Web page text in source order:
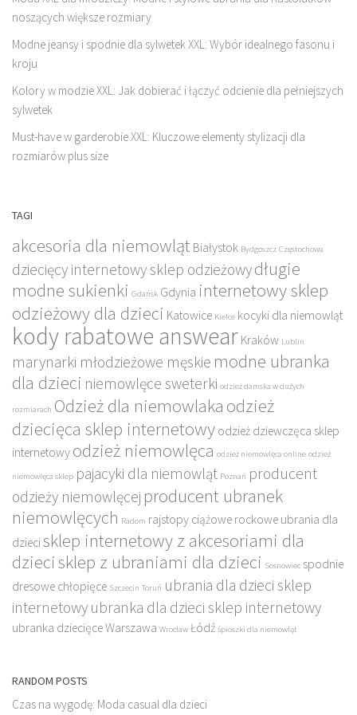
noszących większe rozmiary
Modne jeansy i spodnie dla sylwetek XXL: Wybór idealnego fasonu i
kroju
Kolory w modzie XXL: Jak dobierać i łączyć odcienie dla pełniejszych
sylwetek
Must-have w garderobie XXL: Kluczowe elementy stylizacji dla
rozmiarów plus size
TAGI
akcesoria dla niemowląt Białystok Bydgoszcz Częstochowa
dziecięcy internetowy sklep odzieżowydługie
modne sukienki Gdańsk Gdynia internetowy sklep
odzieżowy dla dzieci Katowice Kielce kocyki dla niemowląt
kody rabatowe answear Kraków Lublin
marynarki młodzieżowe męskie modne ubranka
dla dzieci niemowlęce sweterki odzież damska w dużych
rozmiarach Odzież dla niemowlaka odzież
dziecięca sklep internetowy odzież dziewczęca sklep
internetowy odzież niemowlęca odzież niemowlęca online odzież
niemowlęca sklep pajacyki dla niemowląt Poznań producent
odzieży niemowlęcej producent ubranek
niemowlęcych Radom rajstopy ciążowe rockowe ubrania dla
dziecisklep internetowy z akcesoriami dla
dziecisklep z ubraniami dla dzieci Sosnowiec spodnie
dresowe chłopięce Szczecin Toruń ubrania dla dzieci sklep
internetowy ubranka dla dzieci sklep internetowy
ubranka dziecięceWarszawa Wrocław Łódź śpioszki dla niemowląt
RANDOM POSTS
Czas na wygodę: Moda casual dla dzieci